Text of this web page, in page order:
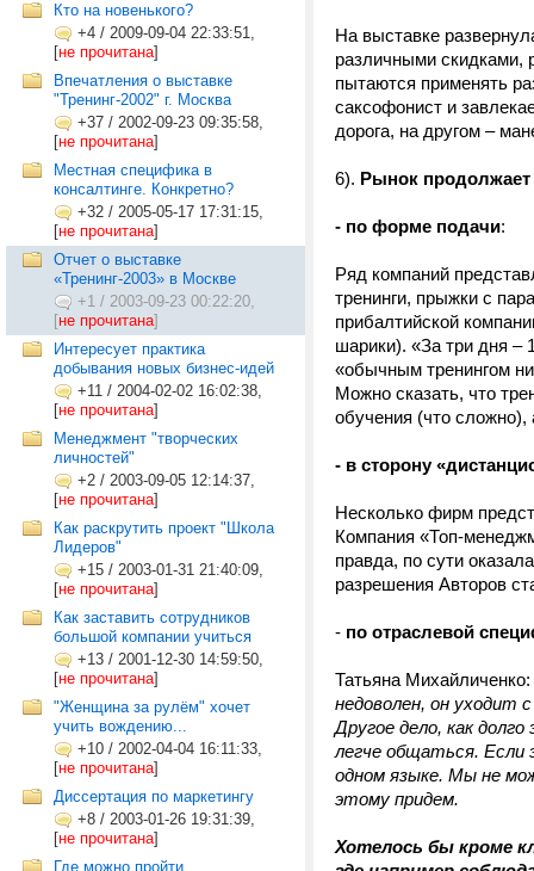
Кто на новенького?
+4 / 2009-09-04 22:33:51,
[не прочитана]
Впечатления о выставке
"Тренинг-2002" г. Москва
+37 / 2002-09-23 09:35:58,
[не прочитана]
Местная специфика в
консалтинге. Конкретно?
+32 / 2005-05-17 17:31:15,
[не прочитана]
Отчет о выставке
«Тренинг-2003» в Москве
+1 / 2003-09-23 00:22:20,
[не прочитана]
Интересует практика
добывания новых бизнес-идей
+11 / 2004-02-02 16:02:38,
[не прочитана]
Менеджмент "творческих
личностей"
+2 / 2003-09-05 12:14:37,
[не прочитана]
Как раскрутить проект "Школа
Лидеров"
+15 / 2003-01-31 21:40:09,
[не прочитана]
Как заставить сотрудников
большой компании учиться
+13 / 2001-12-30 14:59:50,
[не прочитана]
"Женщина за рулём" хочет
учить вождению...
+10 / 2002-04-04 16:11:33,
[не прочитана]
Диссертация по маркетингу
+8 / 2003-01-26 19:31:39,
[не прочитана]
Где можно пройти
На выставке
различными
пытаются применять
саксофонист и
дорога, на другом –
6). Рынок
- по форме подачи:
Ряд компаний
тренинги, прыжки с
прибалтийской
шарики). «За три дня –
«обычным тренингом
Можно сказать, что
обучения (что
- в сторону
Несколько фирм
Компания «Топ-
правда, по сути
разрешения Авторов
- по отраслевой
Татьяна Михайличенко:
недоволен, он уходит
Другое дело, как
легче общаться.
одном языке. Мы не
этому придем.
Хотелось бы кроме